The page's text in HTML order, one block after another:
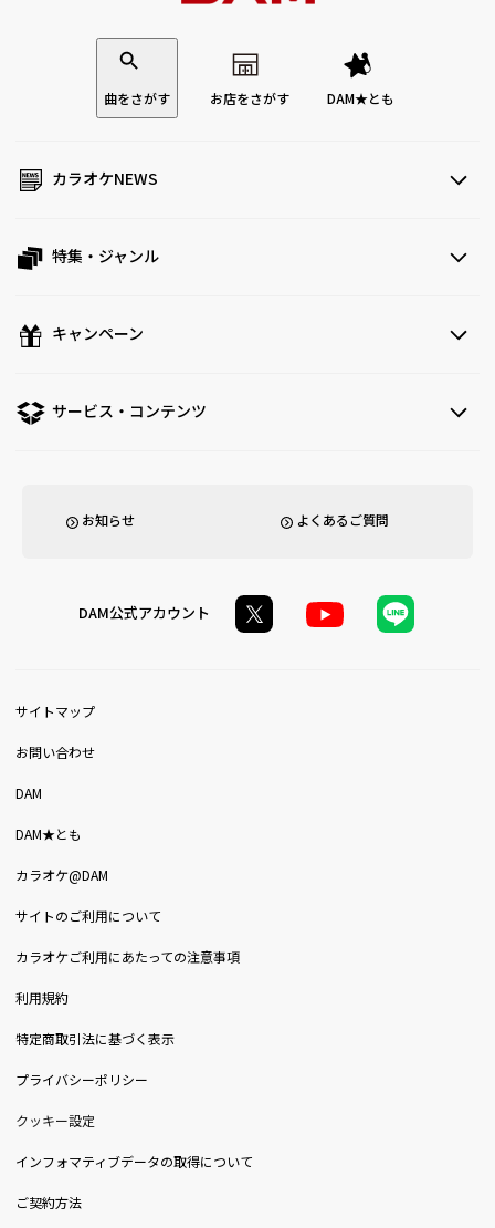
曲をさがす お店をさがす DAM★とも
カラオケNEWS
特集・ジャンル
キャンペーン
サービス・コンテンツ
お知らせ よくあるご質問
DAM公式アカウント
サイトマップ
お問い合わせ
DAM
DAM★とも
カラオケ@DAM
サイトのご利用について
カラオケご利用にあたっての注意事項
利用規約
特定商取引法に基づく表示
プライバシーポリシー
クッキー設定
インフォマティブデータの取得について
ご契約方法